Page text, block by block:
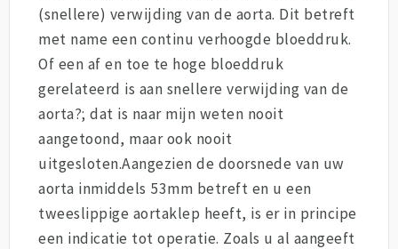
(snellere) verwijding van de aorta. Dit betreft
met name een continu verhoogde bloeddruk.
Of een af en toe te hoge bloeddruk
gerelateerd is aan snellere verwijding van de
aorta?; dat is naar mijn weten nooit
aangetoond, maar ook nooit
uitgesloten.Aangezien de doorsnede van uw
aorta inmiddels 53mm betreft en u een
tweeslippige aortaklep heeft, is er in principe
een indicatie tot operatie. Zoals u al aangeeft